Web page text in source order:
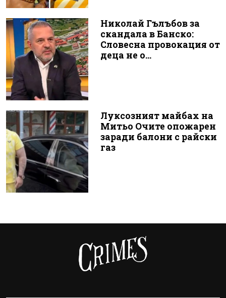
Николай Гълъбов за
скандала в Банско:
Словесна провокация от
деца не о...
Луксозният майбах на
Митьо Очите опожарен
заради балони с райски
газ